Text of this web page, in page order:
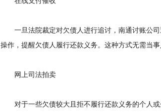
一旦法院裁定对欠债人进行追讨，南通讨账公司
操作，提醒欠债人履行还款义务。这种方式无需当
网上司法拍卖
对于一些欠债较大且拒不履行还款义务的个人或